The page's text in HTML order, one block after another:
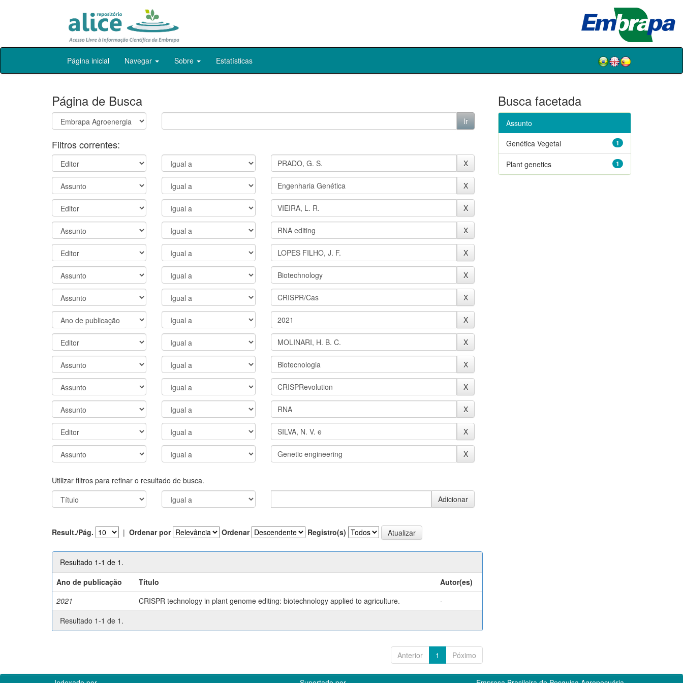
Skip
Página inicial Navegar Sobre Estatísticas
Página de Busca
Filtros correntes:
Utilizar filtros para refinar o resultado de busca.
Result./Pág. | Ordenar por Ordenar Registro(s)
Resultado 1-1 de 1.
Ano de publicação
Título
Autor(es)
2021
CRISPR technology in plant genome editing: biotechnology applied to agriculture.
-
Resultado 1-1 de 1.
Anterior 1 Póximo
Busca facetada
Assunto
1
Genética Vegetal
1
Plant genetics